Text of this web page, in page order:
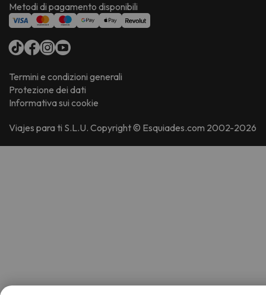
Metodi di pagamento disponibili
Termini e condizioni generali
Protezione dei dati
Informativa sui cookie
Viajes para ti S.L.U. Copyright © Esquiades.com 2002-2026